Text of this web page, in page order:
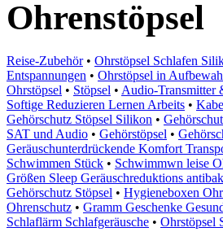
Ohrenstöpsel
Reise-Zubehör• Ohrstöpsel Schlafen
Entspannungen • Ohrstöpsel in
Ohrstöpsel • Stöpsel • Audio-Transmitter
Softige Reduzieren Lernen Arbeits •
Gehörschutz Stöpsel Silikon •
SAT und Audio • Gehörstöpsel •
Geräuschunterdrückende Komfort
Schwimmen Stück • Schwimmwn leise
Größen Sleep Geräuschreduktions
Gehörschutz Stöpsel • Hygieneboxen
Ohrenschutz • Gramm Geschenke
Schlaflärm Schlafgeräusche • Ohrstöpsel